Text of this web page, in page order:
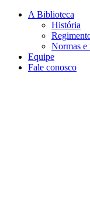
Conteúdo principal
A Biblioteca
História
Normas e
Equipe
Fale conosco